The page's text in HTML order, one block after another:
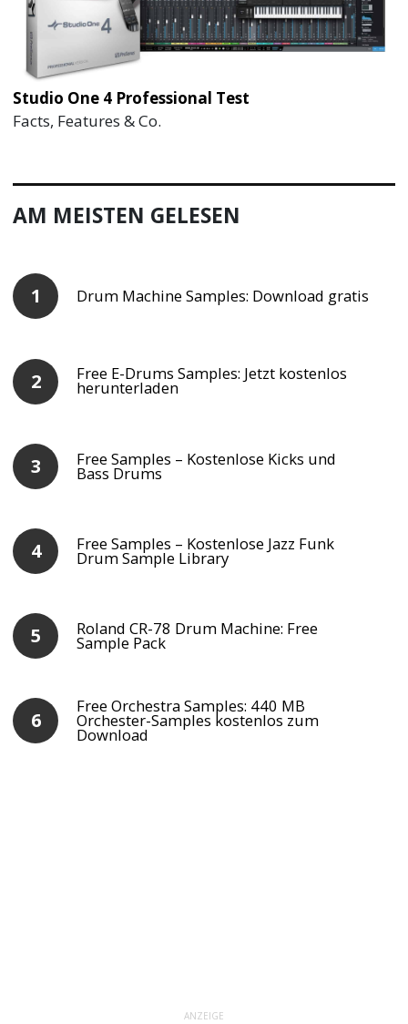
Studio One 4 Professional Test
Facts, Features & Co.
AM MEISTEN GELESEN
Drum Machine Samples: Download gratis
Free E-Drums Samples: Jetzt kostenlos
herunterladen
Free Samples – Kostenlose Kicks und
Bass Drums
Free Samples – Kostenlose Jazz Funk
Drum Sample Library
Roland CR-78 Drum Machine: Free
Sample Pack
Free Orchestra Samples: 440 MB
Orchester-Samples kostenlos zum
Download
ANZEIGE